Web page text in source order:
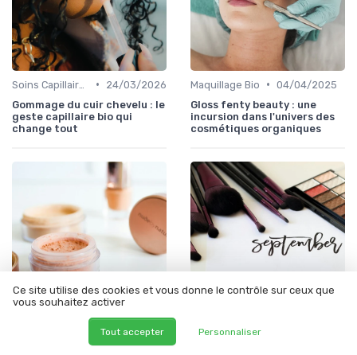
•
24/03/2026
Gommage du cuir chevelu : le
geste capillaire bio qui
change tout
Maquillage Bio • 04/04/2025
Gloss fenty beauty : une
incursion dans l'univers des
cosmétiques organiques
10/01/2025
Ce site utilise des cookies et vous donne le contrôle sur ceux que
vous souhaitez activer
Tout accepter Personnaliser